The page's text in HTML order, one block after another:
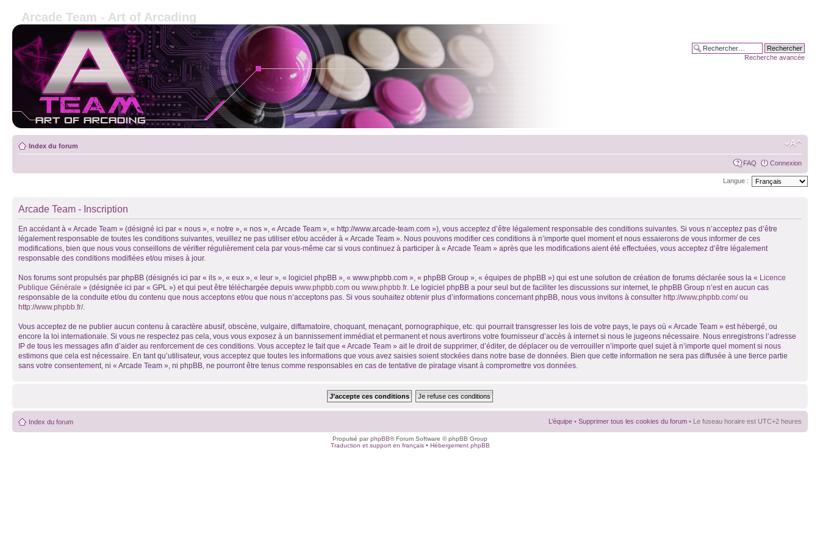
Arcade Team - Art of Arcading
Recherche avancée
Index du forum
FAQ Connexion
Langue :
Arcade Team - Inscription
En accédant à « Arcade Team » (désigné ici par « nous », « notre », « nos », « Arcade Team », « http://www.arcade-team.com »), vous acceptez d’être légalement responsable des conditions suivantes. Si vous n’acceptez pas d’être
légalement responsable de toutes les conditions suivantes, veuillez ne pas utiliser et/ou accéder à « Arcade Team ». Nous pouvons modifier ces conditions à n’importe quel moment et nous essaierons de vous informer de ces
modifications, bien que nous vous conseillons de vérifier régulièrement cela par vous-même car si vous continuez à participer à « Arcade Team » après que les modifications aient été effectuées, vous acceptez d’être légalement
responsable des conditions modifiées et/ou mises à jour.
Nos forums sont propulsés par phpBB (désignés ici par « ils », « eux », « leur », « logiciel phpBB », « www.phpbb.com », « phpBB Group », « équipes de phpBB ») qui est une solution de création de forums déclarée sous la « Licence
Publique Générale » (désignée ici par « GPL ») et qui peut être téléchargée depuis www.phpbb.com ou www.phpbb.fr . Le logiciel phpBB a pour seul but de faciliter les discussions sur internet, le phpBB Group n’est en aucun cas
responsable de la conduite et/ou du contenu que nous acceptons et/ou que nous n’acceptons pas. Si vous souhaitez obtenir plus d’informations concernant phpBB, nous vous invitons à consulter http://www.phpbb.com/ou
http://www.phpbb.fr/.
Vous acceptez de ne publier aucun contenu à caractère abusif, obscène, vulgaire, diffamatoire, choquant, menaçant, pornographique, etc. qui pourrait transgresser les lois de votre pays, le pays où « Arcade Team » est hébergé, ou
encore la loi internationale. Si vous ne respectez pas cela, vous vous exposez à un bannissement immédiat et permanent et nous avertirons votre fournisseur d’accès à internet si nous le jugeons nécessaire. Nous enregistrons l’adresse
IP de tous les messages afin d’aider au renforcement de ces conditions. Vous acceptez le fait que « Arcade Team » ait le droit de supprimer, d’éditer, de déplacer ou de verrouiller n’importe quel sujet à n’importe quel moment si nous
estimons que cela est nécessaire. En tant qu’utilisateur, vous acceptez que toutes les informations que vous avez saisies soient stockées dans notre base de données. Bien que cette information ne sera pas diffusée à une tierce partie
sans votre consentement, ni « Arcade Team », ni phpBB, ne pourront être tenus comme responsables en cas de tentative de piratage visant à compromettre vos données.
Index du forum L’équipe • Supprimer tous les cookies du forum • Le fuseau horaire est UTC+2 heures
Propulsé parphpBB® Forum Software © phpBB Group
Traduction et support en français• Hébergement phpBB